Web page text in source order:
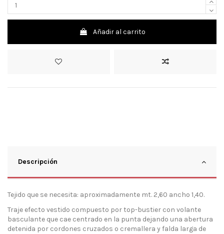
Añadir al carrito
Descripción
Tejido que se necesita: aproximadamente mt. 2,60 ancho 1,40.
Traje efecto vestido compuesto por top-bustier con volante
basculante que cae centrado en la punta dejando una abertura
detenida por cordones cruzados o cremallera y falda larga de